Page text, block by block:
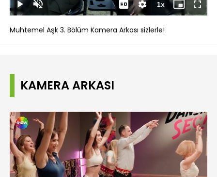
DuraklatSesi
Aç
1xOynatma
Hızı
Mini
oynatıcı
Tam
Ekran
Muhtemel Aşk 3. Bölüm Kamera Arkası sizlerle!
KAMERA ARKASI